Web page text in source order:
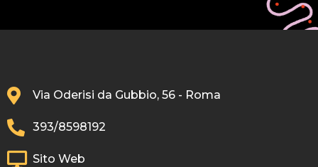
Via Oderisi da Gubbio, 56 - Roma
393/8598192
Sito Web